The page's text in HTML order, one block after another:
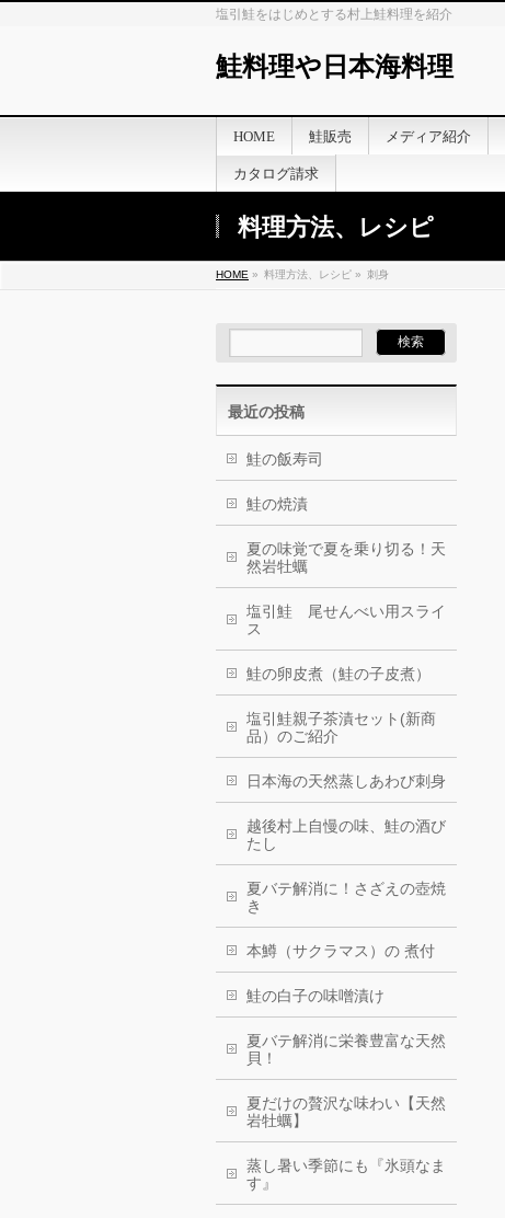
塩引鮭をはじめとする村上鮭料理を紹介
鮭料理や日本海料理
HOME 鮭販売 メディア紹介
カタログ請求
料理方法、レシピ
HOME » 料理方法、レシピ » 刺身
最近の投稿
鮭の飯寿司
鮭の焼漬
夏の味覚で夏を乗り切る！天
然岩牡蠣
塩引鮭 尾せんべい用スライ
ス
鮭の卵皮煮（鮭の子皮煮）
塩引鮭親子茶漬セット(新商
品）のご紹介
日本海の天然蒸しあわび刺身
越後村上自慢の味、鮭の酒び
たし
夏バテ解消に！さざえの壺焼
き
本鱒（サクラマス）の 煮付
鮭の白子の味噌漬け
夏バテ解消に栄養豊富な天然
貝！
夏だけの贅沢な味わい【天然
岩牡蠣】
蒸し暑い季節にも『氷頭なま
す』